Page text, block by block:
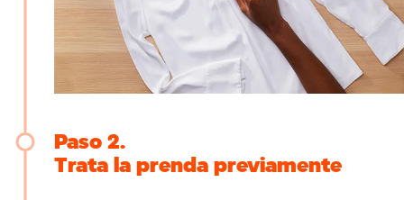
Paso 2
Trata la prenda previamente